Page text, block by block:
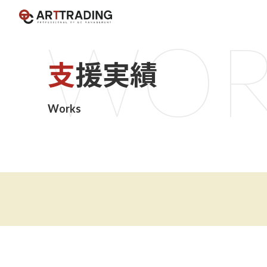
支援実績
Works
WO